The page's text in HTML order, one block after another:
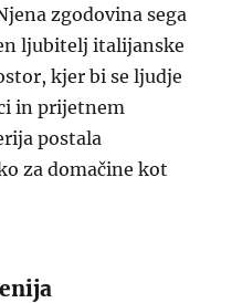
zgodovina sega
ljubitelj italijanske
kjer bi se ljudje
in prijetnem
postala
za domačine kot